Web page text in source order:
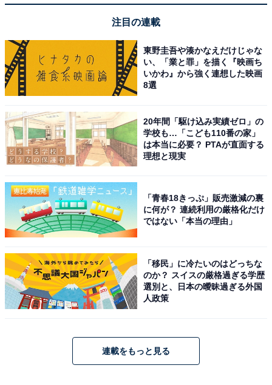
注目の連載
東野圭吾や湊かなえだけじゃな
い、「業と罪」を描く『映画ち
いかわ』から強く連想した映画
8選
20年間「駆け込み実績ゼロ」の
学校も…「こども110番の家」
は本当に必要？ PTAが直面する
理想と現実
「青春18きっぷ」販売激減の裏
に何が？ 連続利用の厳格化だけ
ではない「本当の理由」
「移民」に冷たいのはどっちな
のか？ スイスの厳格過ぎる学歴
選別と、日本の曖昧過ぎる外国
人政策
連載をもっと見る